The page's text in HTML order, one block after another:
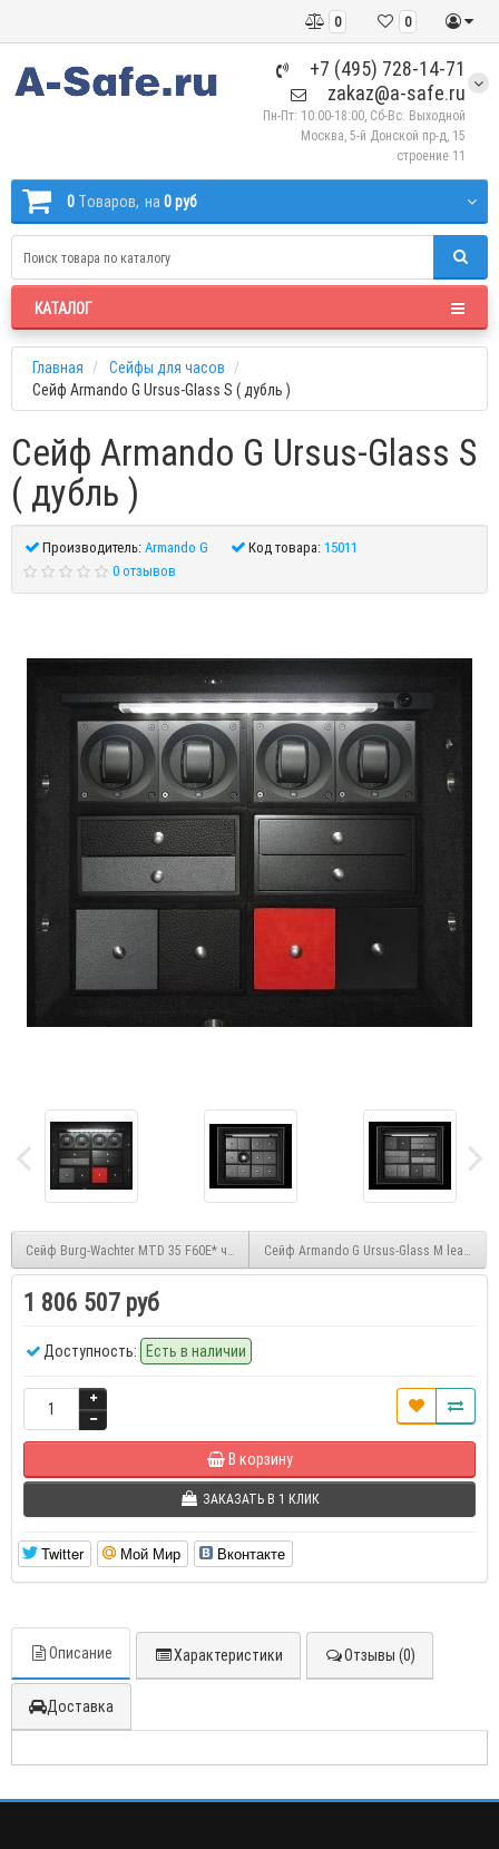
0
0
+7 (495) 728-14-71
zakaz@a-safe.ru
Пн-Пт: 10:00-18:00, Сб-Вс: Выходной
Москва, 5-й Донской пр-д, 15
строение 11
0 Tоваров, на 0 руб
КАТАЛОГ
Главная
Сейфы для часов
Сейф Armando G Ursus-Glass S ( дубль )
Сейф Armando G Ursus-Glass S
( дубль )
Производитель:Armando G Код товара:15011
0 отзывов
Сейф Burg-Wachter MTD 35 F60E* черный Сейф Armando G Ursus-Glass M leather (
1 806 507 руб
Доступность: Есть в наличии
В корзину
ЗАКАЗАТЬ В 1 КЛИК
Twitter Мой Мир Вконтакте
Описание Характеристики Отзывы (0)
Доставка